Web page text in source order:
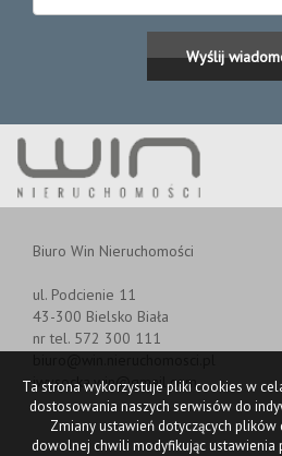
Biuro Win Nieruchomości
ul. Podcienie 11
43-300 Bielsko Biała
nr tel. 572 300 111
iwysocka.win@gmail.com
Ta strona wykorzystuje pliki cookies w
dostosowania naszych serwisów do
Zmiany ustawień dotyczących
dowolnej chwili modyfikując ustawienia